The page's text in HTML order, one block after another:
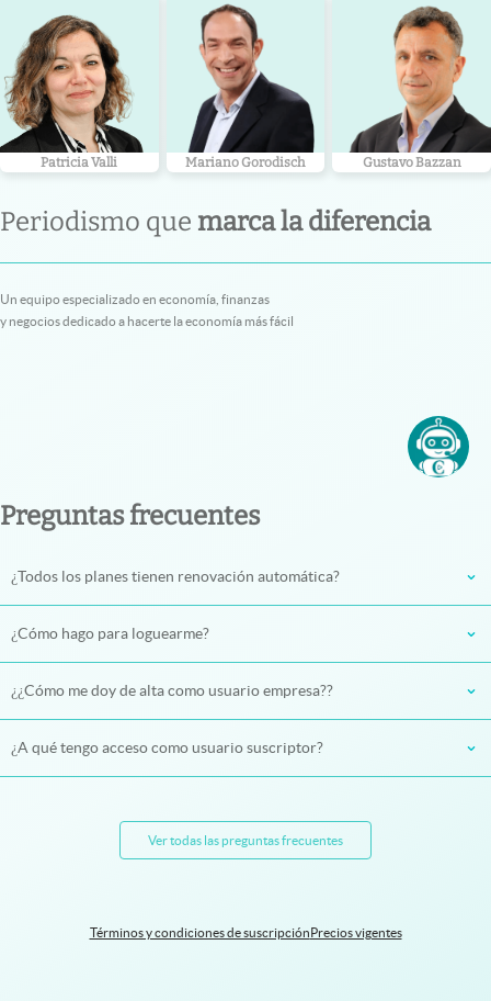
Patricia Valli Mariano Gorodisch Gustavo Bazzan
Periodismo que marca la diferencia
Un equipo especializado en economía, finanzas
y negocios dedicado a hacerte la economía más fácil
Preguntas frecuentes
¿Todos los planes tienen renovación automática?
¿Cómo hago para loguearme?
¿¿Cómo me doy de alta como usuario empresa??
¿A qué tengo acceso como usuario suscriptor?
Ver todas las preguntas frecuentes
Términos y condiciones de suscripción Precios vigentes